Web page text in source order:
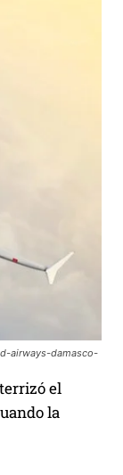
airways-damasco-
el
la